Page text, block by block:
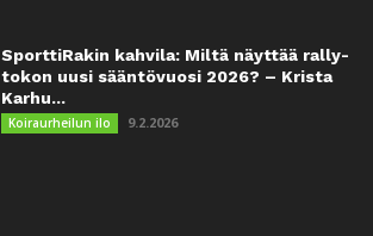
SporttiRakin kahvila: Miltä näyttää rally-
tokon uusi sääntövuosi 2026? – Krista
Karhu...
Koiraurheilun ilo 9.2.2026